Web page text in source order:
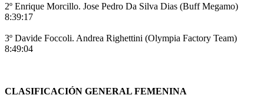
2º Enrique Morcillo. Jose Pedro Da Silva Dias (Buff Megamo)
8:39:17
3º Davide Foccoli. Andrea Righettini (Olympia Factory Team)
8:49:04
CLASIFICACIÓN GENERAL FEMENINA